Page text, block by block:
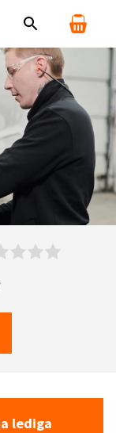
lediga